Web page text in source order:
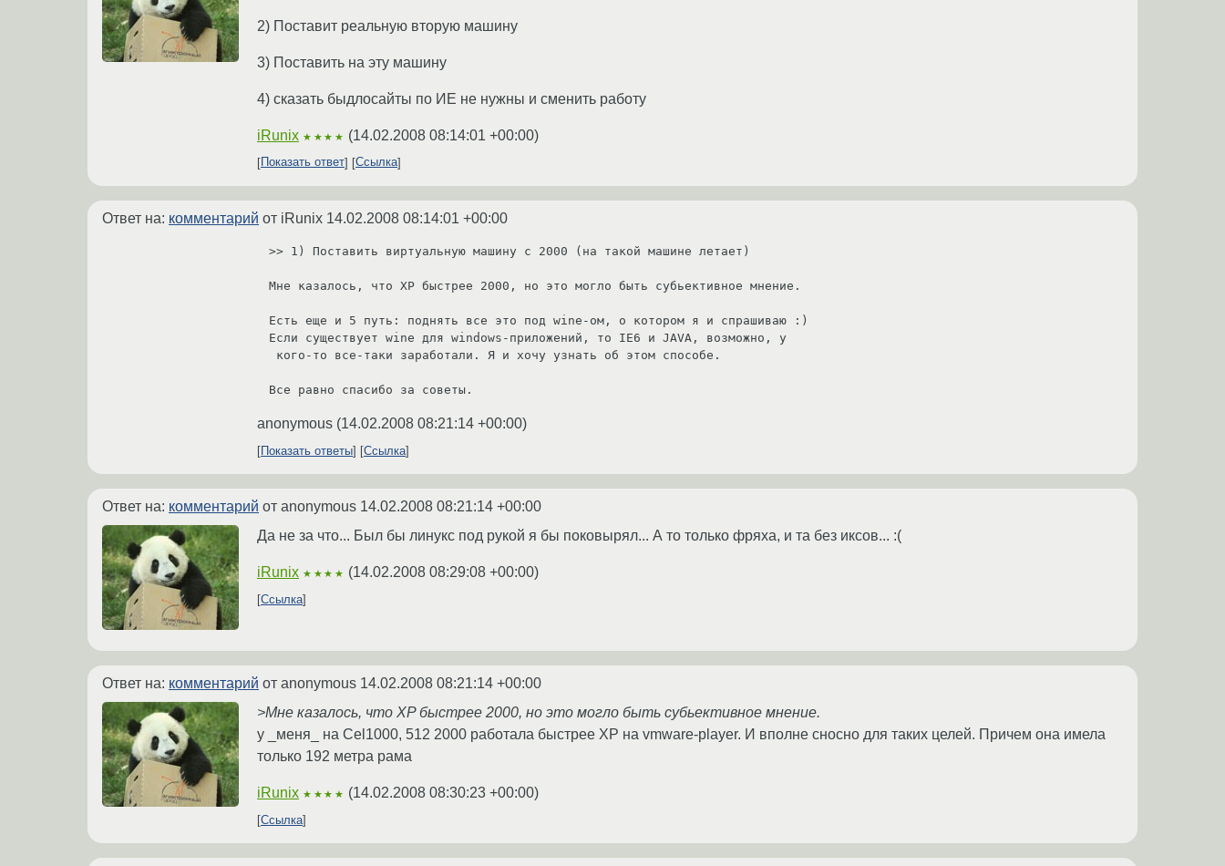
2) Поставит реальную вторую машину
3) Поставить на эту машину
4) сказать быдлосайты по ИЕ не нужны и сменить работу
iRunix ★★★★ (14.02.2008 08:14:01 +00:00)
Показать ответ Ссылка
Ответ на: комментарий от iRunix 14.02.2008 08:14:01 +00:00
>> 1) Поставить виртуальную машину с 2000 (на такой машине летает)
Мне казалось, что XP быстрее 2000, но это могло быть субьективное мнение.
Есть еще и 5 путь: поднять все это под wine-ом, о котором я и спрашиваю :)
Если существует wine для windows-приложений, то IE6 и JAVA, возможно, у
anonymous (14.02.2008 08:21:14 +00:00)
Показать ответы Ссылка
Ответ на: комментарий от anonymous 14.02.2008 08:21:14 +00:00
Да не за что... Был бы линукс под рукой я бы поковырял... А то только фряха, и та без иксов... :(
iRunix ★★★★ (14.02.2008 08:29:08 +00:00)
Ссылка
Ответ на: комментарий от anonymous 14.02.2008 08:21:14 +00:00
>Мне казалось, что XP быстрее 2000, но это могло быть субьективное мнение.
у _меня_ на Cel1000, 512 2000 работала быстрее ХР на vmware-player. И вполне сносно для таких целей. Причем она имела
только 192 метра рама
iRunix ★★★★ (14.02.2008 08:30:23 +00:00)
Ссылка